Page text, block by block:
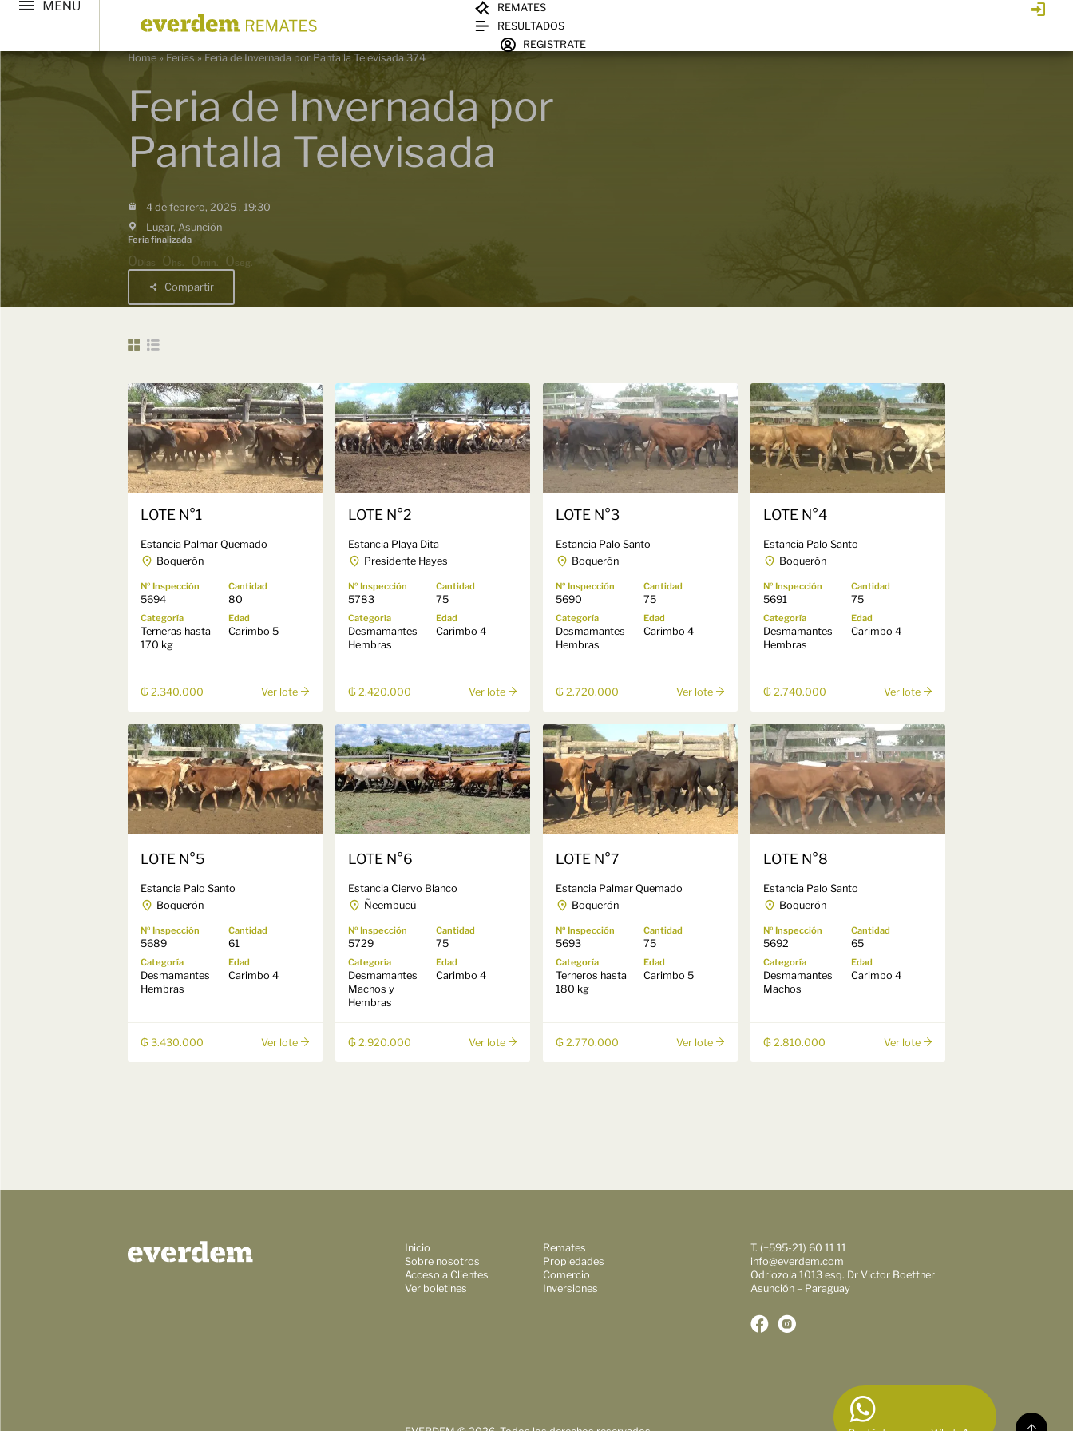
REMATES
RESULTADOS
REGISTRATE
Home » Ferias » Feria de Invernada por Pantalla Televisada 374
Feria de Invernada por
Pantalla Televisada
4 de febrero, 2025 , 19:30
Lugar, Asunción
Feria finalizada
0 Días 0 hs. 0min. 0seg.
Compartir
LOTE N°1
Estancia Palmar Quemado
Boquerón
Nº Inspección
5694
Cantidad
80
Categoría
Terneras hasta
170 kg
Edad
Carimbo 5
₲ 2.340.000 Ver lote
LOTE N°2
Estancia Playa Dita
Presidente Hayes
Nº Inspección
5783
Cantidad
75
Categoría
Desmamantes
Hembras
Edad
Carimbo 4
₲ 2.420.000 Ver lote
LOTE N°3
Estancia Palo Santo
Boquerón
Nº Inspección
5690
Cantidad
75
Categoría
Desmamantes
Hembras
Edad
Carimbo 4
₲ 2.720.000 Ver lote
LOTE N°4
Estancia Palo Santo
Boquerón
Nº Inspección
5691
Cantidad
75
Categoría
Desmamantes
Hembras
Edad
Carimbo 4
₲ 2.740.000 Ver lote
LOTE N°5
Estancia Palo Santo
Boquerón
Nº Inspección
5689
Cantidad
61
Categoría
Desmamantes
Hembras
Edad
Carimbo 4
₲ 3.430.000 Ver lote
LOTE N°6
Estancia Ciervo Blanco
Ñeembucú
Nº Inspección
5729
Cantidad
75
Categoría
Desmamantes
Machos y
Hembras
Edad
Carimbo 4
₲ 2.920.000 Ver lote
LOTE N°7
Estancia Palmar Quemado
Boquerón
Nº Inspección
5693
Cantidad
75
Categoría
Terneros hasta
180 kg
Edad
Carimbo 5
₲ 2.770.000 Ver lote
LOTE N°8
Estancia Palo Santo
Boquerón
Nº Inspección
5692
Cantidad
65
Categoría
Desmamantes
Machos
Edad
Carimbo 4
₲ 2.810.000 Ver lote
Inicio
Sobre nosotros
Acceso a Clientes
Ver boletines
Remates
Propiedades
Comercio
Inversiones
T. (+595-21) 60 11 11
info@everdem.com
Odriozola 1013 esq. Dr Victor Boettner
Asunción – Paraguay